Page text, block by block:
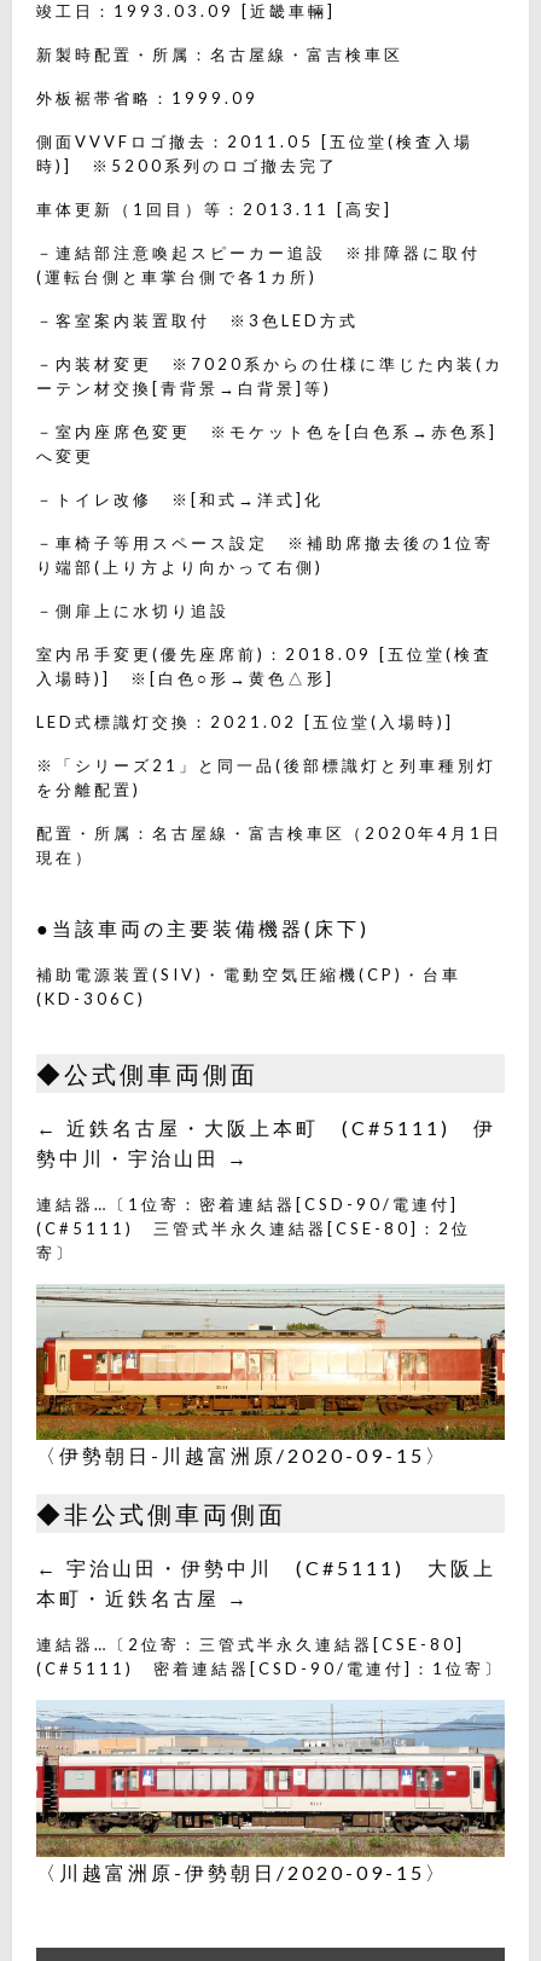
竣工日：1993.03.09 [近畿車輛]
新製時配置・所属：名古屋線・富吉検車区
外板裾帯省略：1999.09
側面VVVFロゴ撤去：2011.05 [五位堂(検査入場
時)] ※5200系列のロゴ撤去完了
車体更新（1回目）等：2013.11 [高安]
－連結部注意喚起スピーカー追設 ※排障器に取付
(運転台側と車掌台側で各1カ所)
－客室案内装置取付 ※3色LED方式
－内装材変更 ※7020系からの仕様に準じた内装(カ
ーテン材交換[青背景→白背景]等)
－室内座席色変更 ※モケット色を[白色系→赤色系]
へ変更
－トイレ改修 ※[和式→洋式]化
－車椅子等用スペース設定 ※補助席撤去後の1位寄
り端部(上り方より向かって右側)
－側扉上に水切り追設
室内吊手変更(優先座席前)：2018.09 [五位堂(検査
入場時)] ※[白色○形→黄色△形]
LED式標識灯交換：2021.02 [五位堂(入場時)]
※「シリーズ21」と同一品(後部標識灯と列車種別灯
を分離配置)
配置・所属：名古屋線・富吉検車区（2020年4月1日
現在）
●当該車両の主要装備機器(床下)
補助電源装置(SIV)・電動空気圧縮機(CP)・台車
(KD-306C)
◆公式側車両側面
← 近鉄名古屋・大阪上本町 (C#5111) 伊
勢中川・宇治山田 →
連結器…〔1位寄：密着連結器[CSD-90/電連付]
(C#5111) 三管式半永久連結器[CSE-80]：2位
寄〕
〈伊勢朝日-川越富洲原/2020-09-15〉
◆非公式側車両側面
← 宇治山田・伊勢中川 (C#5111) 大阪上
本町・近鉄名古屋 →
連結器…〔2位寄：三管式半永久連結器[CSE-80]
(C#5111) 密着連結器[CSD-90/電連付]：1位寄〕
〈川越富洲原-伊勢朝日/2020-09-15〉